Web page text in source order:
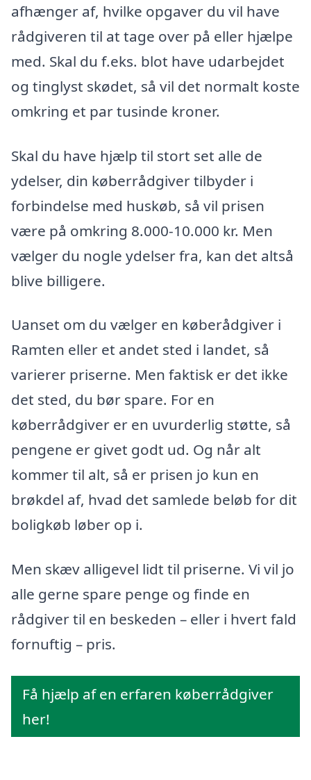
afhænger af, hvilke opgaver du vil have
rådgiveren til at tage over på eller hjælpe
med. Skal du f.eks. blot have udarbejdet
og tinglyst skødet, så vil det normalt koste
omkring et par tusinde kroner.
Skal du have hjælp til stort set alle de
ydelser, din køberrådgiver tilbyder i
forbindelse med huskøb, så vil prisen
være på omkring 8.000-10.000 kr. Men
vælger du nogle ydelser fra, kan det altså
blive billigere.
Uanset om du vælger en køberådgiver i
Ramten eller et andet sted i landet, så
varierer priserne. Men faktisk er det ikke
det sted, du bør spare. For en
køberrådgiver er en uvurderlig støtte, så
pengene er givet godt ud. Og når alt
kommer til alt, så er prisen jo kun en
brøkdel af, hvad det samlede beløb for dit
boligkøb løber op i.
Men skæv alligevel lidt til priserne. Vi vil jo
alle gerne spare penge og finde en
rådgiver til en beskeden – eller i hvert fald
fornuftig – pris.
Få hjælp af en erfaren køberrådgiver
her!